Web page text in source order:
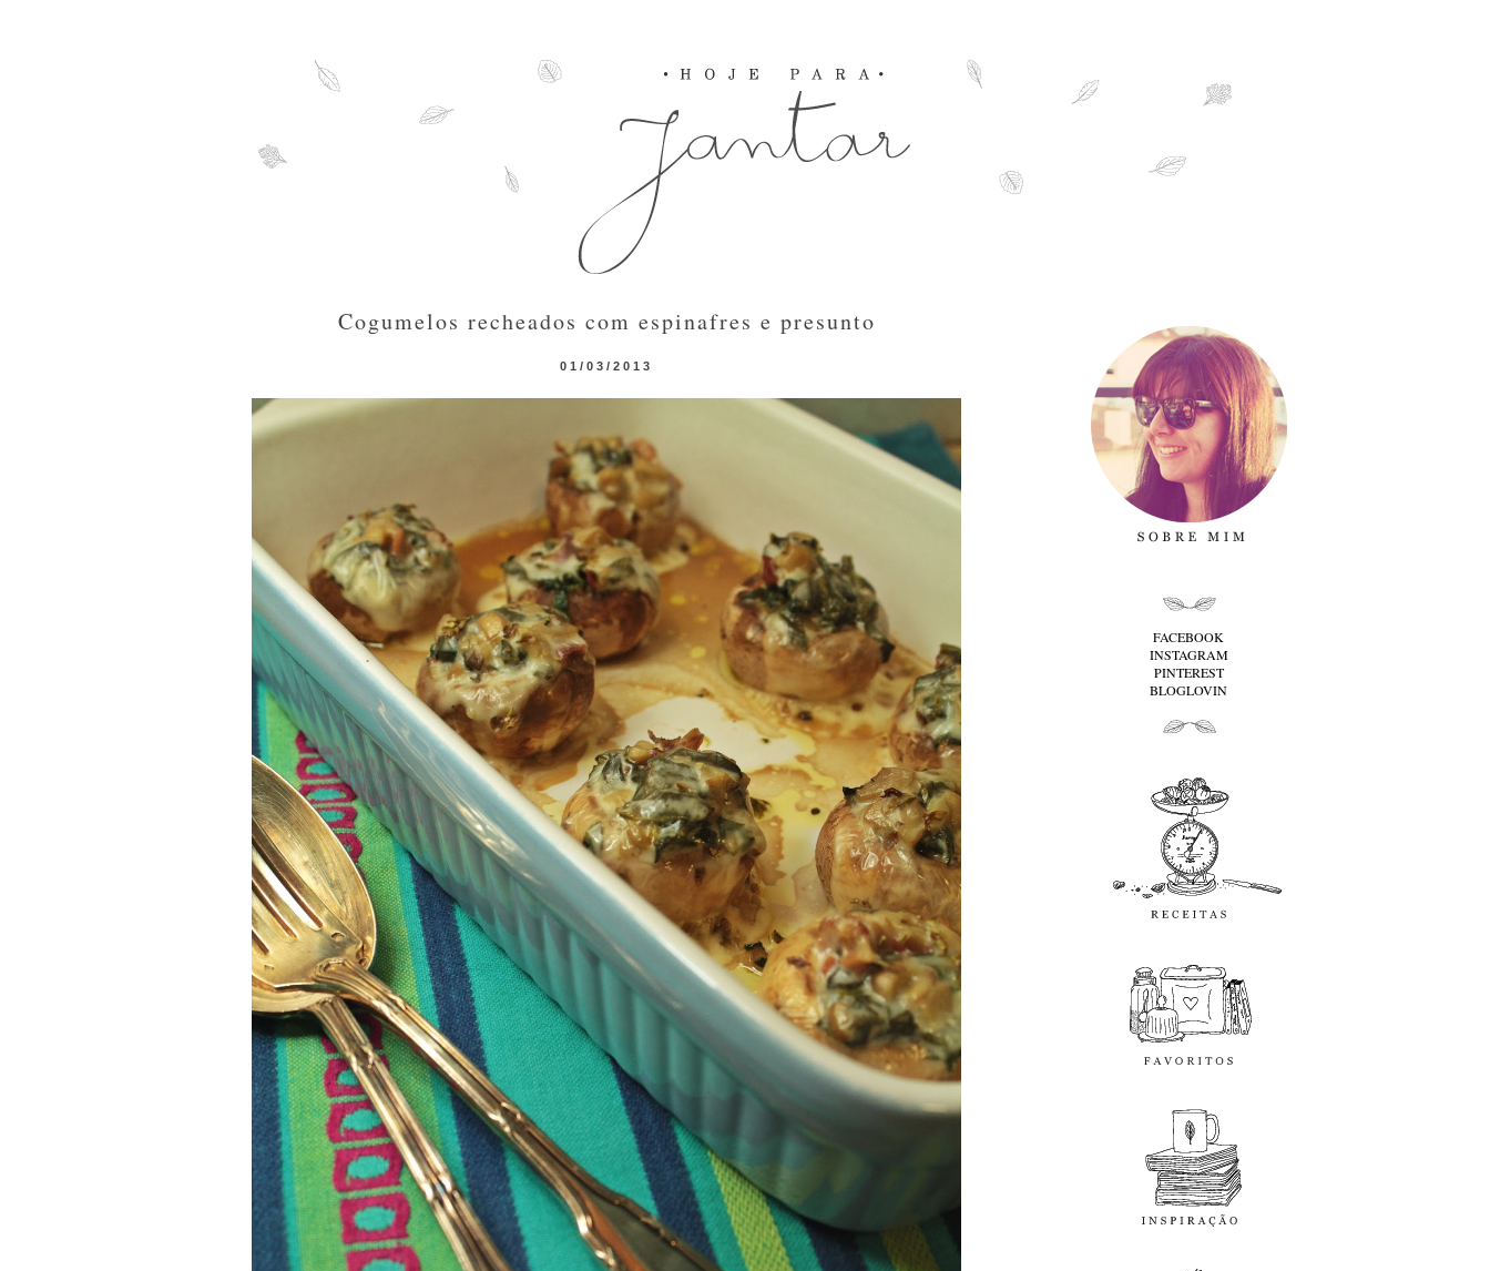
01/03/2013
Cogumelos recheados com espinafres e presunto
FACEBOOK
INSTAGRAM
PINTEREST
BLOGLOVIN